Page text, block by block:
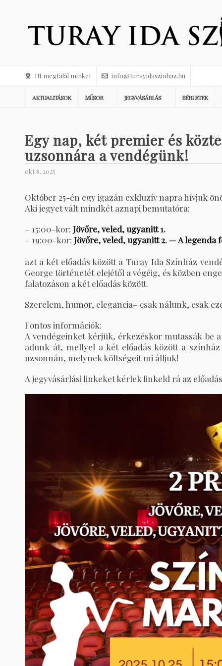
Itt megtalál minket info@turayidaszinhaz.hu
AKTUALITÁSOK MŰSOR JEGYVÁSÁRLÁS BÉRLETEK
Egy nap, két premier és
uzsonnára a vendégünk!
okt 8, 2025
Október 25-én egy igazán exkluzív napra hívjuk
Aki jegyet vált mindkét aznapi bemutatóra:
– 15:00-kor: Jövőre, veled, ugyanitt 1.
– 19:00-kor: Jövőre, veled, ugyanitt 2. — A legenda
azt a két előadás között a Turay Ida Színház
George történetét elejétől a végéig, és közben
falatozáson a két előadás között.
Szerelem, humor, elegancia– csak nálunk, csak
Fontos információk:
A vendégeinket kérjük, érkezéskor mutassák be
adunk át, mellyel a két előadás között a
uzsonnán, melynek költségeit mi álljuk!
A jegyvásárlási linkeket kérlek linkeld rá az